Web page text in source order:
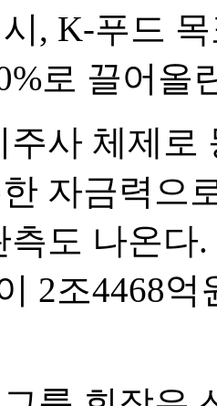
, K-푸드
로 끌어올
주사 체제
자금력으
측도 나온다
2조4468